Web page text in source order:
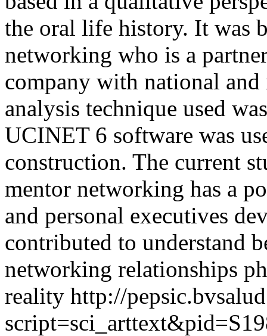
the oral life history. It was
networking who is a
company with national
analysis technique used
UCINET 6 software was
construction. The current
mentor networking has a
and personal executives
contributed to understand
networking relationships
reality http://